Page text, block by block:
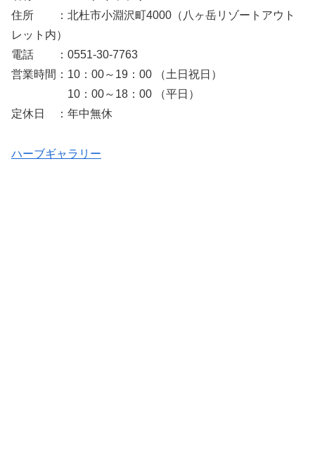
住所 ：北杜市小淵沢町4000（八ヶ岳リゾートアウト
レット内）
電話 ：0551-30-7763
営業時間：10：00～19：00 （土日祝日）
10：00～18：00 （平日）
定休日 ：年中無休
ハーブギャラリー